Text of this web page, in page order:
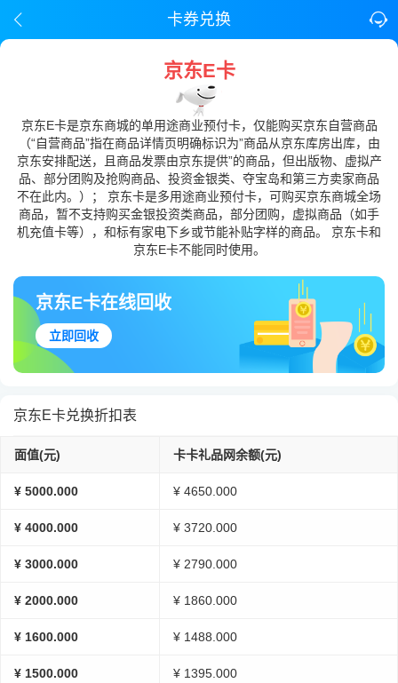
卡券兑换
京东E卡
京东E卡是京东商城的单用途商业预付卡，仅能购买京东自营商品
（“自营商品”指在商品详情页明确标识为”商品从京东库房出库，由
京东安排配送，且商品发票由京东提供”的商品，但出版物、虚拟产
品、部分团购及抢购商品、投资金银类、夺宝岛和第三方卖家商品
不在此内。）； 京东卡是多用途商业预付卡，可购买京东商城全场
商品，暂不支持购买金银投资类商品，部分团购，虚拟商品（如手
机充值卡等），和标有家电下乡或节能补贴字样的商品。 京东卡和
京东E卡不能同时使用。
京东E卡在线回收
立即回收
京东E卡兑换折扣表
面值(元) 卡卡礼品网余额(元)
¥ 5000.000 ¥ 4650.000
¥ 4000.000 ¥ 3720.000
¥ 3000.000 ¥ 2790.000
¥ 2000.000 ¥ 1860.000
¥ 1600.000 ¥ 1488.000
¥ 1500.000 ¥ 1395.000